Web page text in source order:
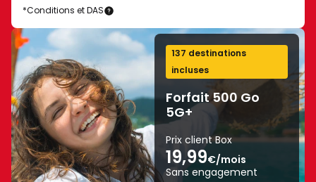
Ultra
et
Fold8
-
classe
énergétique
A
sur
une
échelle
G
iPhone
17
Pro
*Conditions et DAS
137 destinations
incluses
Forfait 500 Go
5G+
Prix client Box
19,99€/mois
Sans engagement